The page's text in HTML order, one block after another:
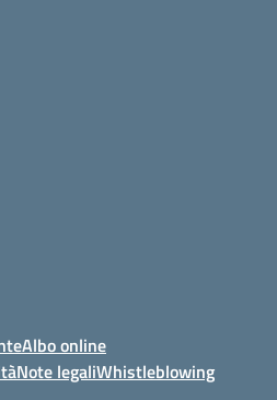
Albo online
Note legaliWhistleblowing